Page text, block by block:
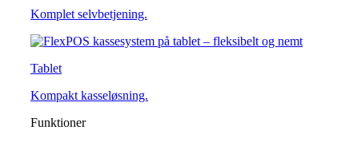
Komplet selvbetjening.
Tablet
Kompakt kasseløsning.
Funktioner